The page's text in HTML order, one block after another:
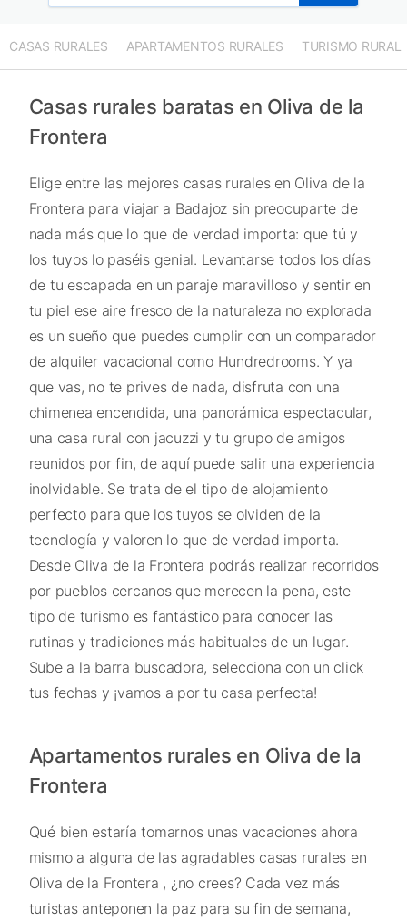
CASAS RURALES APARTAMENTOS RURALES TURISMO RURAL
Casas rurales baratas en Oliva de la
Frontera
Elige entre las mejores casas rurales en Oliva de la
Frontera para viajar a Badajoz sin preocuparte de
nada más que lo que de verdad importa: que tú y
los tuyos lo paséis genial. Levantarse todos los días
de tu escapada en un paraje maravilloso y sentir en
tu piel ese aire fresco de la naturaleza no explorada
es un sueño que puedes cumplir con un comparador
de alquiler vacacional como Hundredrooms. Y ya
que vas, no te prives de nada, disfruta con una
chimenea encendida, una panorámica espectacular,
una casa rural con jacuzzi y tu grupo de amigos
reunidos por fin, de aquí puede salir una experiencia
inolvidable. Se trata de el tipo de alojamiento
perfecto para que los tuyos se olviden de la
tecnología y valoren lo que de verdad importa.
Desde Oliva de la Frontera podrás realizar recorridos
por pueblos cercanos que merecen la pena, este
tipo de turismo es fantástico para conocer las
rutinas y tradiciones más habituales de un lugar.
Sube a la barra buscadora, selecciona con un click
tus fechas y ¡vamos a por tu casa perfecta!
Apartamentos rurales en Oliva de la
Frontera
Qué bien estaría tomarnos unas vacaciones ahora
mismo a alguna de las agradables casas rurales en
Oliva de la Frontera , ¿no crees? Cada vez más
turistas anteponen la paz para su fin de semana,